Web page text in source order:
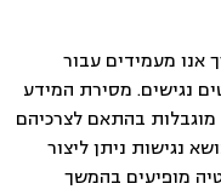
אנו מעמידים עבור
נגישים. מסירת המידע
בהתאם לצרכיהם
נגישות ניתן ליצור
מופיעים בהמשך